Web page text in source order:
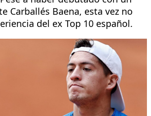
Carballés Baena, esta vez no
del ex Top 10 español.